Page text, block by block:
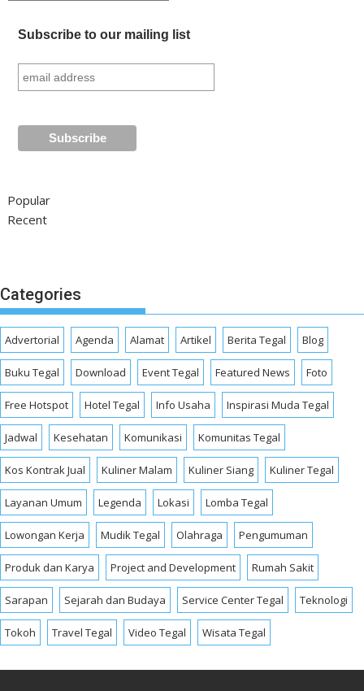
Subscribe to our mailing list
Popular
Recent
Categories
Advertorial Agenda Alamat Artikel Berita Tegal Blog
Buku Tegal Download Event Tegal Featured News Foto
Free Hotspot Hotel Tegal Info Usaha Inspirasi Muda Tegal
Jadwal Kesehatan Komunikasi Komunitas Tegal
Kos Kontrak Jual Kuliner Malam Kuliner Siang Kuliner Tegal
Layanan Umum Legenda Lokasi Lomba Tegal
Lowongan Kerja Mudik Tegal Olahraga Pengumuman
Produk dan Karya Project and Development Rumah Sakit
Sarapan Sejarah dan Budaya Service Center Tegal Teknologi
Tokoh Travel Tegal Video Tegal Wisata Tegal